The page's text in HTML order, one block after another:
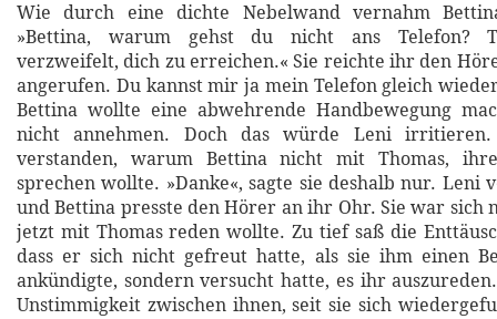
Wie durch eine dichte Nebelwand vernahm
»Bettina, warum gehst du nicht ans Telefon?
verzweifelt, dich zu erreichen.« Sie reichte ihr den
angerufen. Du kannst mir ja mein Telefon gleich
Bettina wollte eine abwehrende Handbewegung
nicht annehmen. Doch das würde Leni
verstanden, warum Bettina nicht mit Thomas,
sprechen wollte. »Danke«, sagte sie deshalb nur. Leni
und Bettina presste den Hörer an ihr Ohr. Sie war sich
jetzt mit Thomas reden wollte. Zu tief saß die
dass er sich nicht gefreut hatte, als sie ihm einen
ankündigte, sondern versucht hatte, es ihr
Unstimmigkeit zwischen ihnen, seit sie sich